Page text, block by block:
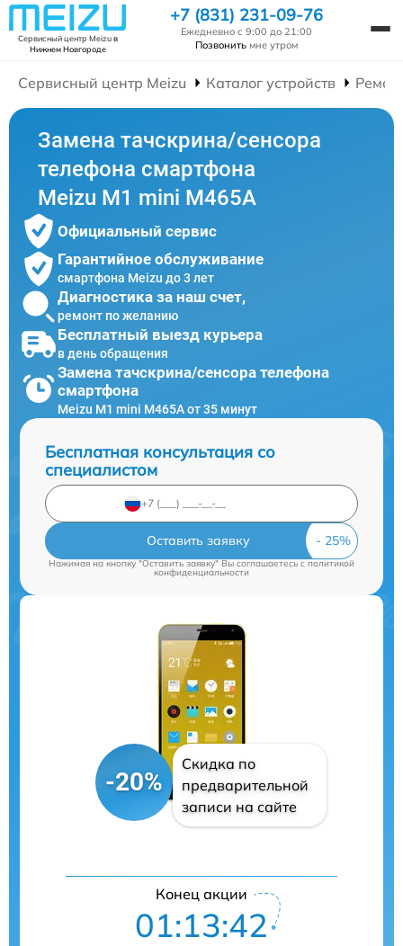
Сервисный центр Meizuв
Нижнем Новгороде
+7 (831) 231-09-76
Ежедневно с 9:00 до 21:00
Позвонить мне утром
Сервисный центр Meizu Каталог устройств
Замена тачскрина/сенсора
телефона смартфона
Meizu M1 mini M465A
Официальный сервис
Гарантийное обслуживание
смартфона Meizu до 3 лет
Диагностика за наш счет,
ремонт по желанию
Бесплатный выезд курьера
в день обращения
Замена тачскрина/сенсора телефона
смартфона
Meizu M1 mini M465A от 35 минут
Бесплатная консультация со
специалистом
Оставить заявку
Нажимая на кнопку "Оставить заявку" Вы соглашаетесь cполитикой
конфиденциальности
-20%
Скидка по
предварительной
записи на сайте
Конец акции
01:13:42